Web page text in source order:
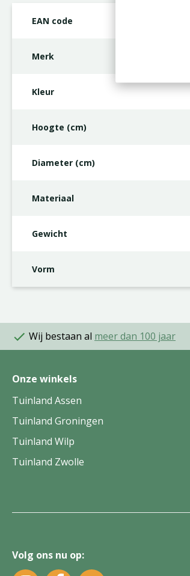
EAN code
Merk
Kleur
Hoogte (cm)
Diameter (cm)
Materiaal
Gewicht
Vorm
Wij bestaan al meer dan 100 jaar
Onze winkels
Tuinland Assen
Tuinland Groningen
Tuinland Wilp
Tuinland Zwolle
Volg ons nu op: